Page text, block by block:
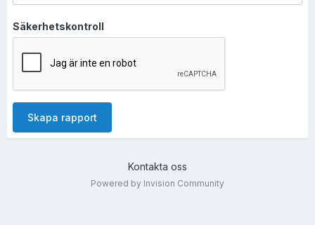
Säkerhetskontroll
Skapa rapport
Kontakta oss
Powered by Invision Community